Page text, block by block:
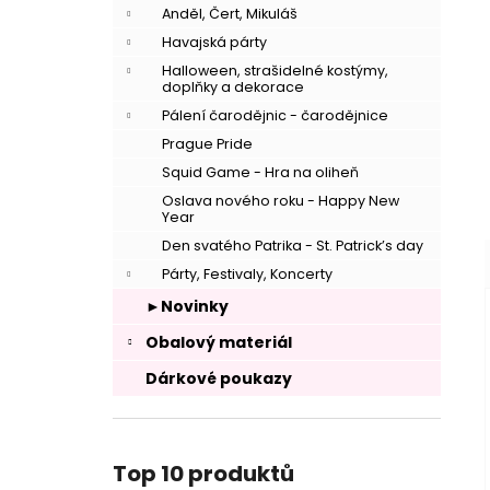
Anděl, Čert, Mikuláš
Havajská párty
Halloween, strašidelné kostýmy,
doplňky a dekorace
Pálení čarodějnic - čarodějnice
Prague Pride
Squid Game - Hra na oliheň
Oslava nového roku - Happy New
Year
Den svatého Patrika - St. Patrick’s day
Párty, Festivaly, Koncerty
►Novinky
Obalový materiál
Dárkové poukazy
Top 10 produktů